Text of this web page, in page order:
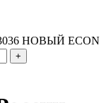
НОВЫЙ ECON